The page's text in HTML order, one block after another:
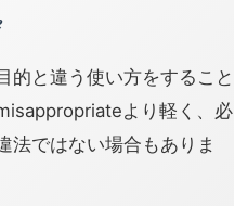
的と違う使い方をすること
より軽く、必
法ではない場合もありま